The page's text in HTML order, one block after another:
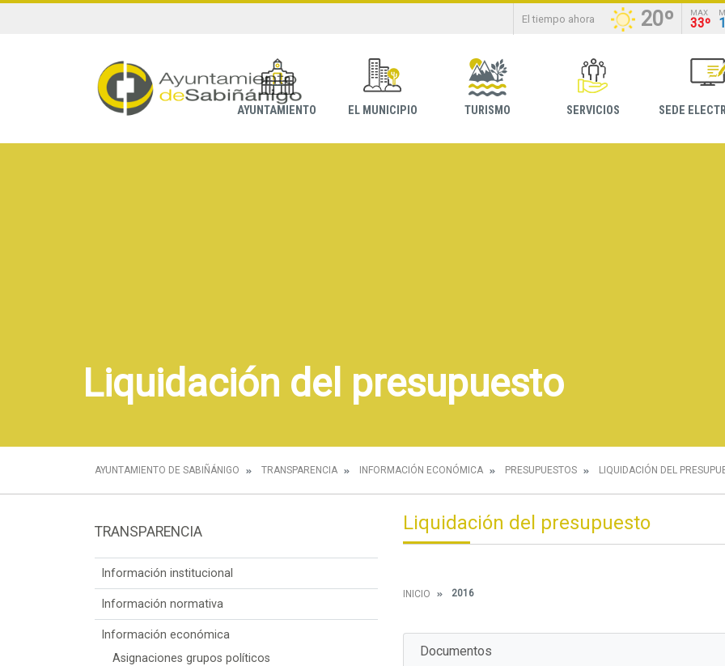
El tiempo ahora 20º MAX
33º
AYUNTAMIENTO EL MUNICIPIO TURISMO SERVICIOS SEDE
Liquidación del presupuesto
AYUNTAMIENTO DE SABIÑÁNIGO TRANSPARENCIA INFORMACIÓN ECONÓMICA PRESUPUESTOS LIQUIDACIÓN DEL
TRANSPARENCIA
Información institucional
Información normativa
Información económica
Asignaciones grupos políticos
Liquidación del presupuesto
INICIO 2016
Documentos